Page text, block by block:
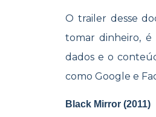
O trailer desse
tomar dinheiro, é
dados e o
como Google e
Black Mirror (2011)